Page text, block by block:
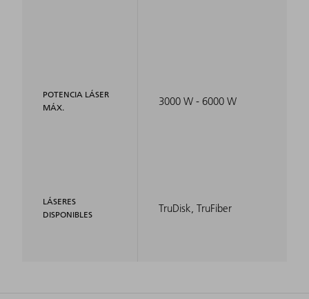
POTENCIA LÁSER
MÁX.
LÁSERES
DISPONIBLES
3000 W - 6000 W
TruDisk, TruFiber